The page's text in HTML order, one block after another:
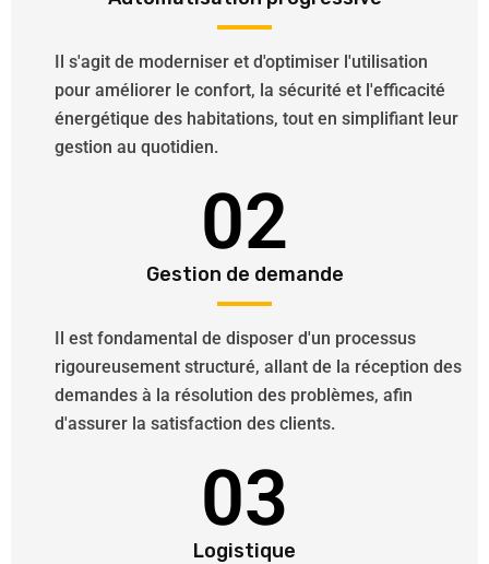
Il s'agit de moderniser et d'optimiser l'utilisation
pour améliorer le confort, la sécurité et l'efficacité
énergétique des habitations, tout en simplifiant leur
gestion au quotidien.
02
Gestion de demande
Il est fondamental de disposer d'un processus
rigoureusement structuré, allant de la réception des
demandes à la résolution des problèmes, afin
d'assurer la satisfaction des clients.
03
Logistique